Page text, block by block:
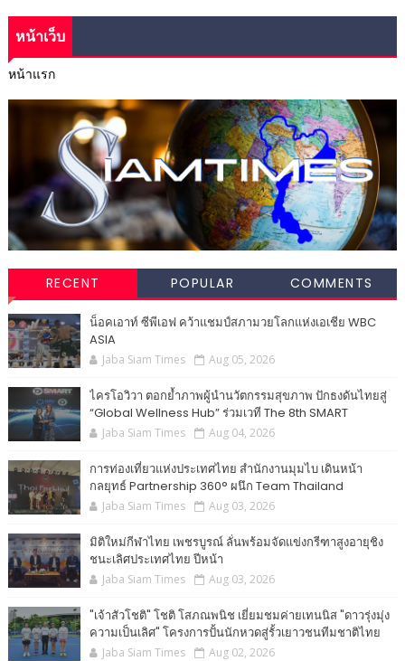
หน้าเว็บ
หน้าแรก
RECENT POPULAR COMMENTS
น็อคเอาท์ ซีพีเอฟ คว้าแชมป์สภามวยโลกแห่งเอเชีย WBC
ASIA
Jaba Siam Times Aug 05, 2026
ไครโอวิวา ตอกย้ำภาพผู้นำนวัตกรรมสุขภาพ ปักธงดันไทยสู่
“Global Wellness Hub” ร่วมเวที The 8th SMART
Jaba Siam Times Aug 04, 2026
การท่องเที่ยวแห่งประเทศไทย สำนักงานมุมไบ เดินหน้า
กลยุทธ์ Partnership 360° ผนึก Team Thailand
Jaba Siam Times Aug 03, 2026
มิติใหม่กีฬาไทย เพชรบูรณ์ ลั่นพร้อมจัดแข่งกรีฑาสูงอายุชิง
ชนะเลิศประเทศไทย ปีหน้า
Jaba Siam Times Aug 03, 2026
"เจ้าสัวโชติ" โชติ โสภณพนิช เยี่ยมชมค่ายเทนนิส "ดาวรุ่งมุ่ง
ความเป็นเลิศ" โครงการปั้นนักหวดสู่รั้วเยาวชนทีมชาติไทย
Jaba Siam Times Aug 02, 2026